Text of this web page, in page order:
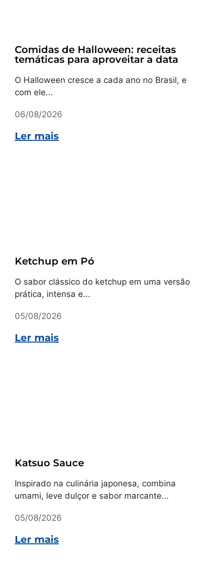
Comidas de Halloween: receitas
temáticas para aproveitar a data
O Halloween cresce a cada ano no Brasil, e
com ele...
06/08/2026
Ler mais
Ketchup em Pó
O sabor clássico do ketchup em uma versão
prática, intensa e...
05/08/2026
Ler mais
Katsuo Sauce
Inspirado na culinária japonesa, combina
umami, leve dulçor e sabor marcante...
05/08/2026
Ler mais